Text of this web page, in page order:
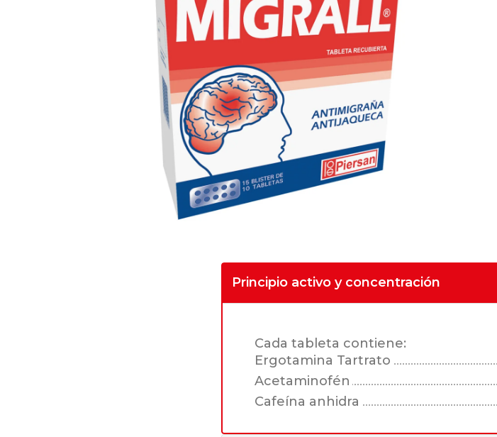
Principio activo y concentración
Cada tableta contiene:
Ergotamina Tartrato
Acetaminofén
Cafeína anhidra